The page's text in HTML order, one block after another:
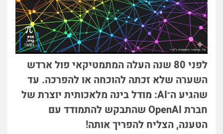
לפני 80 שנה העלה המתמטיקאי פול ארדש
השערה שלא זכתה להוכחה או להפרכה. עד
שהגיע ה־AI: מודל בינה מלאכותית יוצרת של
חברת OpenAI שהתבקש להתמודד עם
הטענה, הצליח להפריך אותה!